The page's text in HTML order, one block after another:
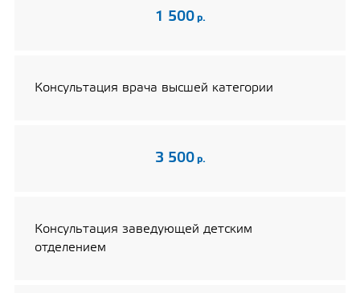
1 500 р.
Консультация врача высшей категории
3 500 р.
Консультация заведующей детским
отделением